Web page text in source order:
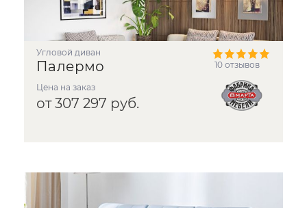
угловой диван
Палермо
Цена на заказ
от 307 297 руб.
10 отзывов